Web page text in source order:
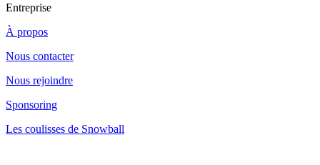
Entreprise
À propos
Nous contacter
Nous rejoindre
Sponsoring
Les coulisses de Snowball